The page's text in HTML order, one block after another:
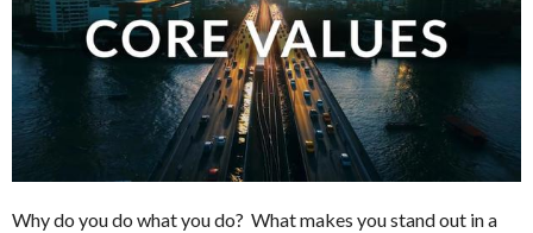
Why do you do what you do? What makes you stand out in a